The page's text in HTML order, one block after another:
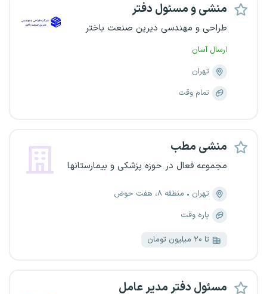
منشی و مسئول دفتر
طراحی و مهندسی دیرین صنعت باختر
ارسال آسان
تهران
تمام وقت
منشی مطب
مجموعه فعال در حوزه پزشکی و بیمارستانها
تهران
منطقه ۸، هفت حوض
پاره وقت
تا ۲۰ میلیون تومان
مسئول دفتر مدیر عامل